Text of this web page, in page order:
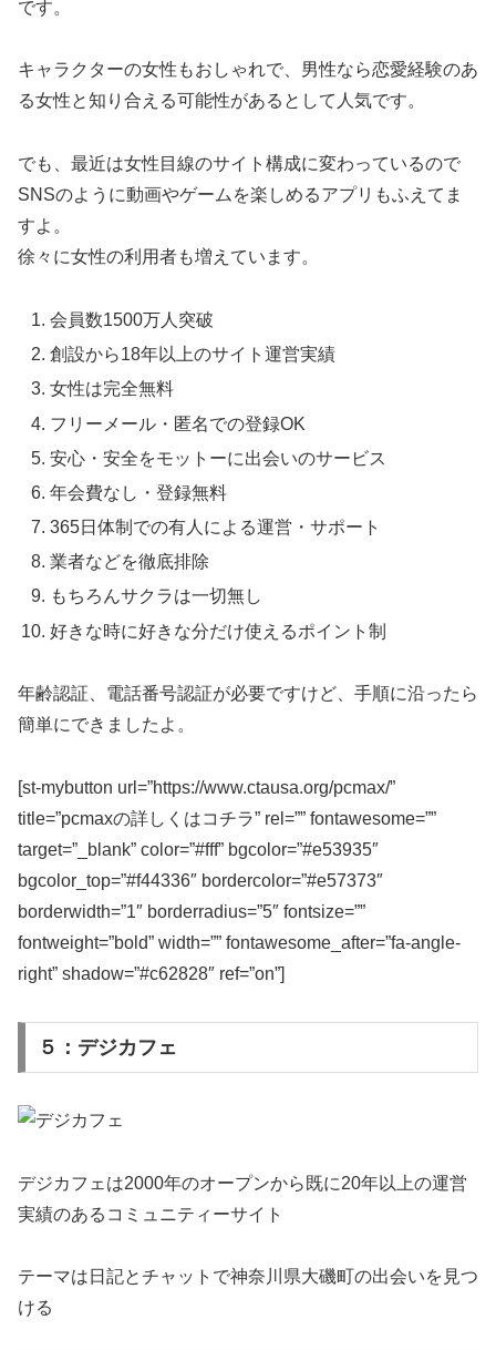
です。
キャラクターの女性もおしゃれで、男性なら恋愛経験のあ
る女性と知り合える可能性があるとして人気です。
でも、最近は女性目線のサイト構成に変わっているので
SNSのように動画やゲームを楽しめるアプリもふえてま
すよ。
徐々に女性の利用者も増えています。
会員数1500万人突破
創設から18年以上のサイト運営実績
女性は完全無料
フリーメール・匿名での登録OK
安心・安全をモットーに出会いのサービス
年会費なし・登録無料
365日体制での有人による運営・サポート
業者などを徹底排除
もちろんサクラは一切無し
好きな時に好きな分だけ使えるポイント制
年齢認証、電話番号認証が必要ですけど、手順に沿ったら
簡単にできましたよ。
[st-mybutton url=”https://www.ctausa.org/pcmax/”
title=”pcmaxの詳しくはコチラ” rel=”” fontawesome=””
target=”_blank” color=”#fff” bgcolor=”#e53935″
bgcolor_top=”#f44336″ bordercolor=”#e57373″
borderwidth=”1″ borderradius=”5″ fontsize=””
fontweight=”bold” width=”” fontawesome_after=”fa-angle-
right” shadow=”#c62828″ ref=”on”]
５：デジカフェ
デジカフェは2000年のオープンから既に20年以上の運営
実績のあるコミュニティーサイト
テーマは日記とチャットで神奈川県大磯町の出会いを見つ
ける